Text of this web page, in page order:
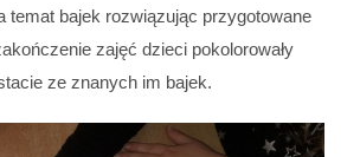
temat bajek rozwiązując przygotowane
zajęć dzieci pokolorowały
ze znanych im bajek.